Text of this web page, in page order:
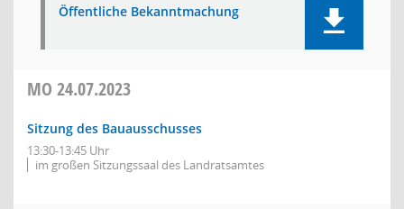
Öffentliche Bekanntmachung
MO 24.07.2023
Sitzung des Bauausschusses
13:30-13:45 Uhr
im großen Sitzungssaal des Landratsamtes